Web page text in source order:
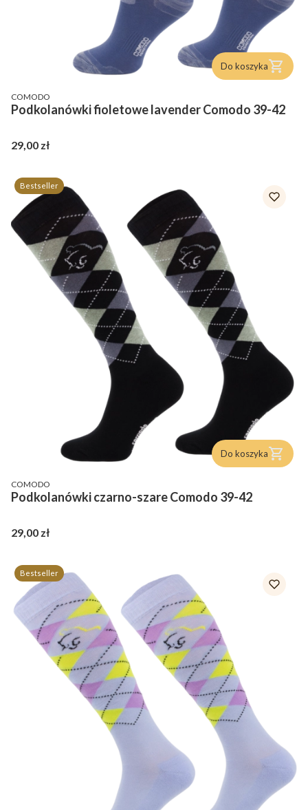
Do koszyka
PRODUCENT
COMODO
Podkolanówki fioletowe lavender Comodo 39-42
Cena
29,00 zł
Bestseller
Do koszyka
PRODUCENT
COMODO
Podkolanówki czarno-szare Comodo 39-42
Cena
29,00 zł
Bestseller